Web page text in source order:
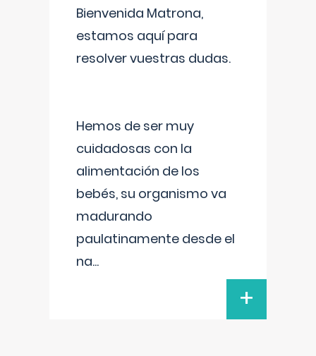
Bienvenida Matrona,
estamos aquí para
resolver vuestras dudas.
Hemos de ser muy
cuidadosas con la
alimentación de los
bebés, su organismo va
madurando
paulatinamente desde el
na...
+